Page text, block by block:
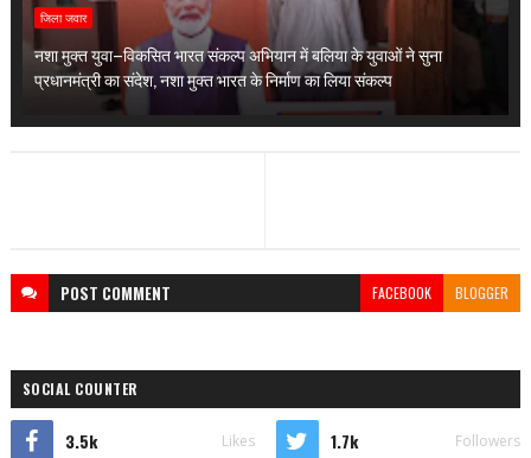
जिला जवार
नशा मुक्त युवा–विकसित भारत संकल्प अभियान में बलिया के युवाओं ने सुना
प्रधानमंत्री का संदेश, नशा मुक्त भारत के निर्माण का लिया संकल्प
POST COMMENT FACEBOOK BLOGGER
SOCIAL COUNTER
3.5k Likes 1.7k Followers